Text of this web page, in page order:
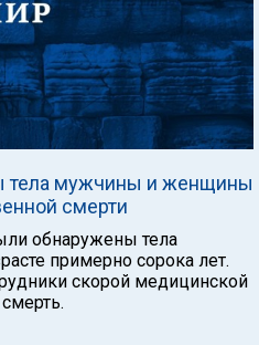
мужчины и женщины
смерти
обнаружены тела
примерно сорока лет.
скорой медицинской